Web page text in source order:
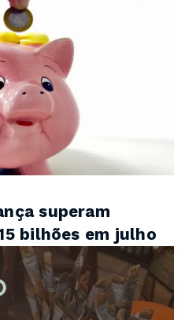
superam
bilhões em julho